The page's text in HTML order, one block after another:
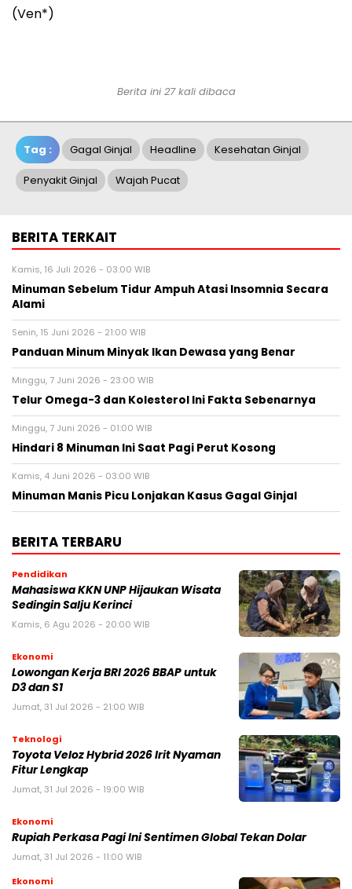
(Ven*)
Berita ini 27 kali dibaca
Tag : Gagal Ginjal Headline Kesehatan Ginjal
Penyakit Ginjal Wajah Pucat
BERITA TERKAIT
Kamis, 16 Juli 2026 - 03:00 WIB
Minuman Sebelum Tidur Ampuh Atasi Insomnia Secara
Alami
Senin, 15 Juni 2026 - 21:00 WIB
Panduan Minum Minyak Ikan Dewasa yang Benar
Minggu, 7 Juni 2026 - 23:00 WIB
Telur Omega-3 dan Kolesterol Ini Fakta Sebenarnya
Minggu, 7 Juni 2026 - 01:00 WIB
Hindari 8 Minuman Ini Saat Pagi Perut Kosong
Kamis, 4 Juni 2026 - 03:00 WIB
Minuman Manis Picu Lonjakan Kasus Gagal Ginjal
BERITA TERBARU
Pendidikan
Mahasiswa KKN UNP Hijaukan Wisata
Sedingin Salju Kerinci
Kamis, 6 Agu 2026 - 20:00 WIB
Ekonomi
Lowongan Kerja BRI 2026 BBAP untuk
D3 dan S1
Jumat, 31 Jul 2026 - 21:00 WIB
Teknologi
Toyota Veloz Hybrid 2026 Irit Nyaman
Fitur Lengkap
Jumat, 31 Jul 2026 - 19:00 WIB
Ekonomi
Rupiah Perkasa Pagi Ini Sentimen Global Tekan Dolar
Jumat, 31 Jul 2026 - 11:00 WIB
Ekonomi